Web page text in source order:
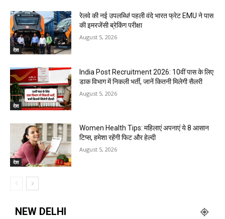
देश
रेलवे की नई उपलब्धि! पहली वंदे भारत फ्रेट EMU ने पास
की इमरजेंसी ब्रेकिंग परीक्षा
August 5, 2026
देश
India Post Recruitment 2026: 10वीं पास के लिए
डाक विभाग में निकली भर्ती, जानें कितनी मिलेगी सैलरी
August 5, 2026
देश
Women Health Tips: महिलाएं अपनाएं ये 8 आसान
टिप्स, हमेशा रहेंगी फिट और हेल्दी
August 5, 2026
NEW DELHI